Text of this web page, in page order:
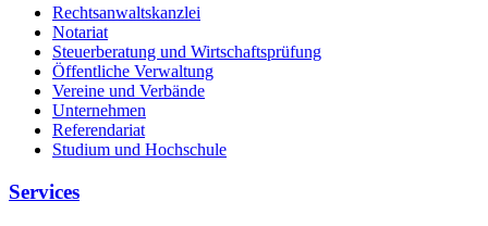
Rechtsanwaltskanzlei
Notariat
Steuerberatung und Wirtschaftsprüfung
Öffentliche Verwaltung
Vereine und Verbände
Unternehmen
Referendariat
Studium und Hochschule
Services